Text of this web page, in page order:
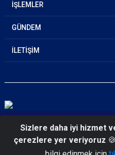
İŞLEMLER
GÜNDEM
İLETİŞİM
© 2026 İzmir Polis
Sizlere daha iyi hizmet
çerezlere yer veriyoruz